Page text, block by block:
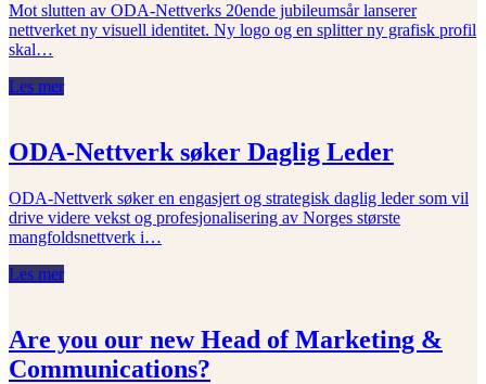
Mot slutten av ODA-Nettverks 20ende jubileumsår lanserer
nettverket ny visuell identitet. Ny logo og en splitter ny grafisk profil
skal…
Les mer
ODA-Nettverk søker Daglig Leder
ODA‑Nettverk søker en engasjert og strategisk daglig leder som vil
drive videre vekst og profesjonalisering av Norges største
mangfoldsnettverk i…
Les mer
Are you our new Head of Marketing &
Communications?